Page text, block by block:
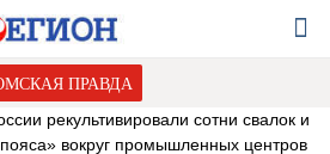
ПРАВДА